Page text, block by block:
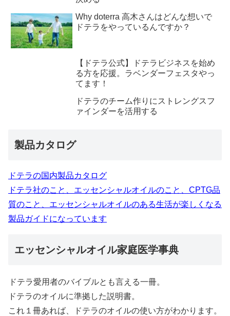
Why doterra 高木さんはどんな想いで
ドテラをやっているんですか？
【ドテラ公式】ドテラビジネスを始め
る方を応援。ラベンダーフェスタやっ
てます！
ドテラのチーム作りにストレングスフ
ァインダーを活用する
製品カタログ
ドテラの国内製品カタログ
ドテラ社のこと、エッセンシャルオイルのこと、CPTG品
質のこと、エッセンシャルオイルのある生活が楽しくなる
製品ガイドになっています
エッセンシャルオイル家庭医学事典
ドテラ愛用者のバイブルとも言える一冊。
ドテラのオイルに準拠した説明書。
これ１冊あれば、ドテラのオイルの使い方がわかります。